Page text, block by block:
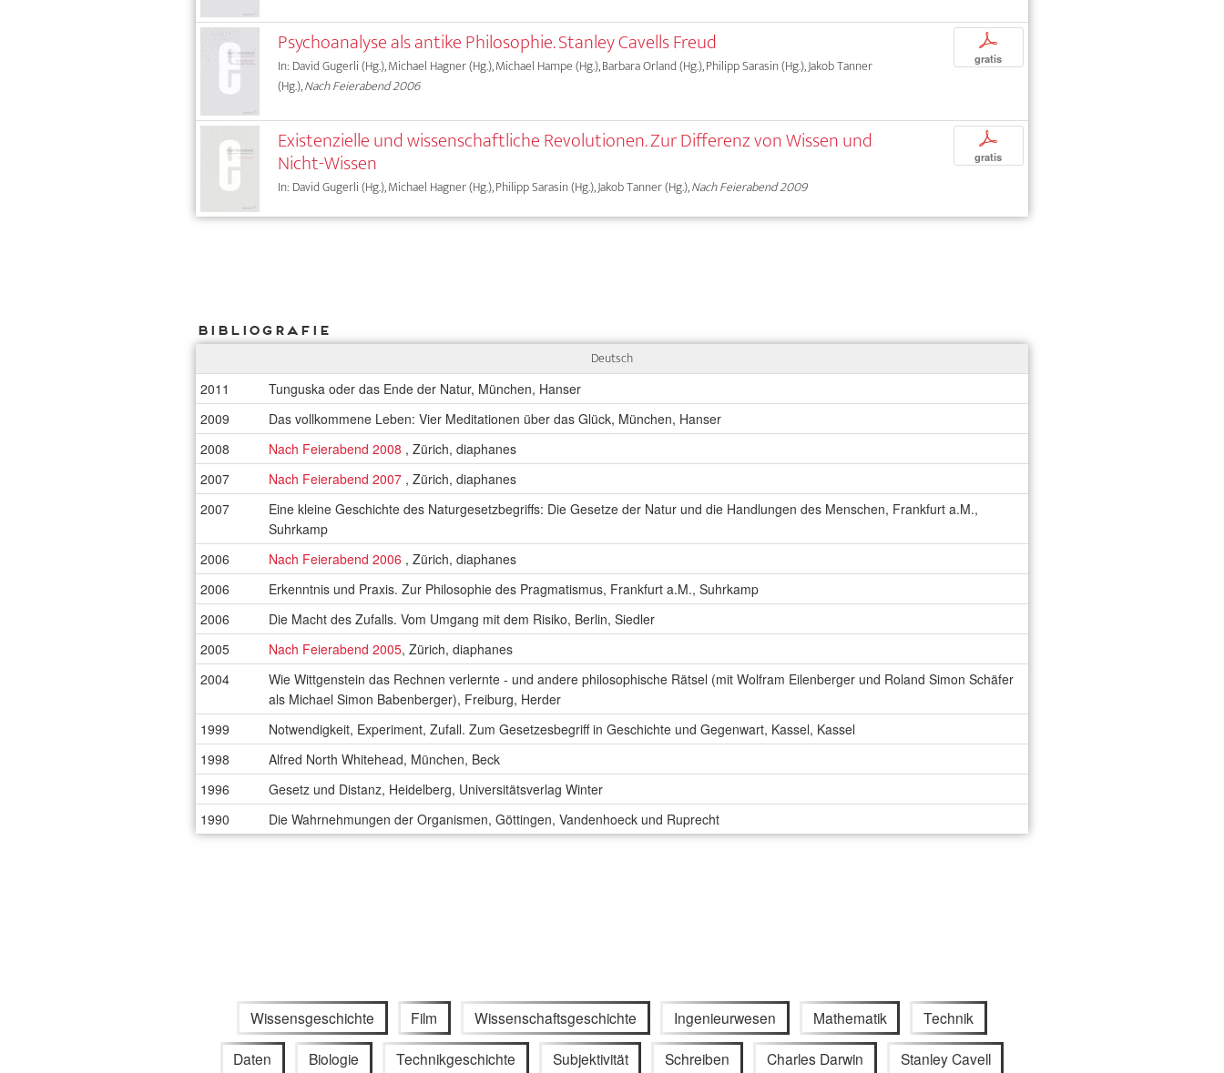
Psychoanalyse als antike Philosophie. Stanley Cavells Freud
In: David Gugerli (Hg.), Michael Hagner (Hg.), Michael Hampe (Hg.), Barbara Orland (Hg.), Philipp Sarasin (Hg.), Jakob Tanner
(Hg.),Nach Feierabend 2006
p
gratis
Existenzielle und wissenschaftliche Revolutionen. Zur Differenz von Wissen und
Nicht-Wissen
In: David Gugerli (Hg.), Michael Hagner (Hg.), Philipp Sarasin (Hg.), Jakob Tanner (Hg.),Nach Feierabend 2009
p
gratis
Bibliografie
Deutsch
2011
Tunguska oder das Ende der Natur, München, Hanser
2009
Das vollkommene Leben: Vier Meditationen über das Glück, München, Hanser
2008
Nach Feierabend 2008 , Zürich, diaphanes
2007
Nach Feierabend 2007 , Zürich, diaphanes
2007
Eine kleine Geschichte des Naturgesetzbegriffs: Die Gesetze der Natur und die Handlungen des Menschen, Frankfurt a.M.,
Suhrkamp
2006
Nach Feierabend 2006 , Zürich, diaphanes
2006
Erkenntnis und Praxis. Zur Philosophie des Pragmatismus, Frankfurt a.M., Suhrkamp
2006
Die Macht des Zufalls. Vom Umgang mit dem Risiko, Berlin, Siedler
2005
Nach Feierabend 2005, Zürich, diaphanes
2004
Wie Wittgenstein das Rechnen verlernte - und andere philosophische Rätsel (mit Wolfram Eilenberger und Roland Simon Schäfer
als Michael Simon Babenberger), Freiburg, Herder
1999
Notwendigkeit, Experiment, Zufall. Zum Gesetzesbegriff in Geschichte und Gegenwart, Kassel, Kassel
1998
Alfred North Whitehead, München, Beck
1996
Gesetz und Distanz, Heidelberg, Universitätsverlag Winter
1990
Die Wahrnehmungen der Organismen, Göttingen, Vandenhoeck und Ruprecht
Wissensgeschichte Film Wissenschaftsgeschichte Ingenieurwesen Mathematik Technik
Daten Biologie Technikgeschichte Subjektivität Schreiben Charles Darwin Stanley Cavell